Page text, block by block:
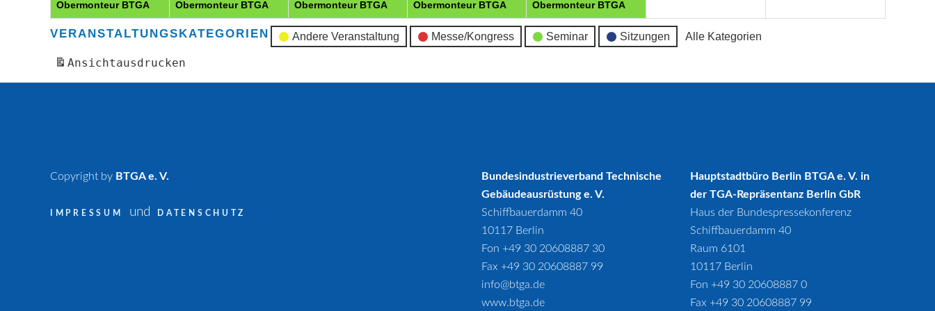
Obermonteur BTGA
Obermonteur BTGA
Obermonteur BTGA
Obermonteur BTGA
Obermonteur BTGA
VERANSTALTUNGSKATEGORIEN Andere Veranstaltung Messe/Kongress Seminar Sitzungen Alle Kategorien
Ansichtausdrucken
Copyright by BTGA e. V.
IMPRESSUM und DATENSCHUTZ
Bundesindustrieverband Technische
Gebäudeausrüstung e. V.
Schiffbauerdamm 40
10117 Berlin
Fon +49 30 20608887 30
Fax +49 30 20608887 99
info@btga.de
www.btga.de
Hauptstadtbüro Berlin BTGA e. V. in
der TGA-Repräsentanz Berlin GbR
Haus der Bundespressekonferenz
Schiffbauerdamm 40
Raum 6101
10117 Berlin
Fon +49 30 20608887 0
Fax +49 30 20608887 99